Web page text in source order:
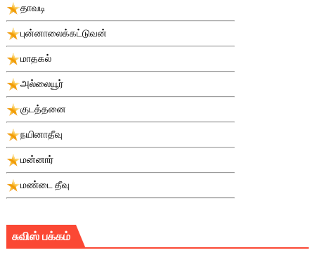
தாவடி
புன்னாலைக்கட்டுவன்
மாதகல்
அல்லையூர்
குடத்தனை
நயினாதீவு
மன்னார்
மண்டை தீவு
சுவிஸ் பக்கம்